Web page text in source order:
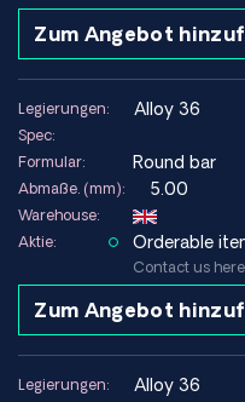
Zum Angebot
Legierungen: alloy 36
Spec:
Formular:
Round bar
Abmaße. (mm): 5.00
Warehouse:
Aktie:
Orderable
Contact us
Zum Angebot
Legierungen: alloy 36